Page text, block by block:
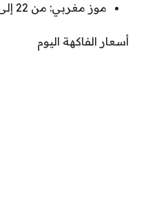
موز مغربي: من 22 إلى 30 جنيهًا
أسعار الفاكهة اليوم